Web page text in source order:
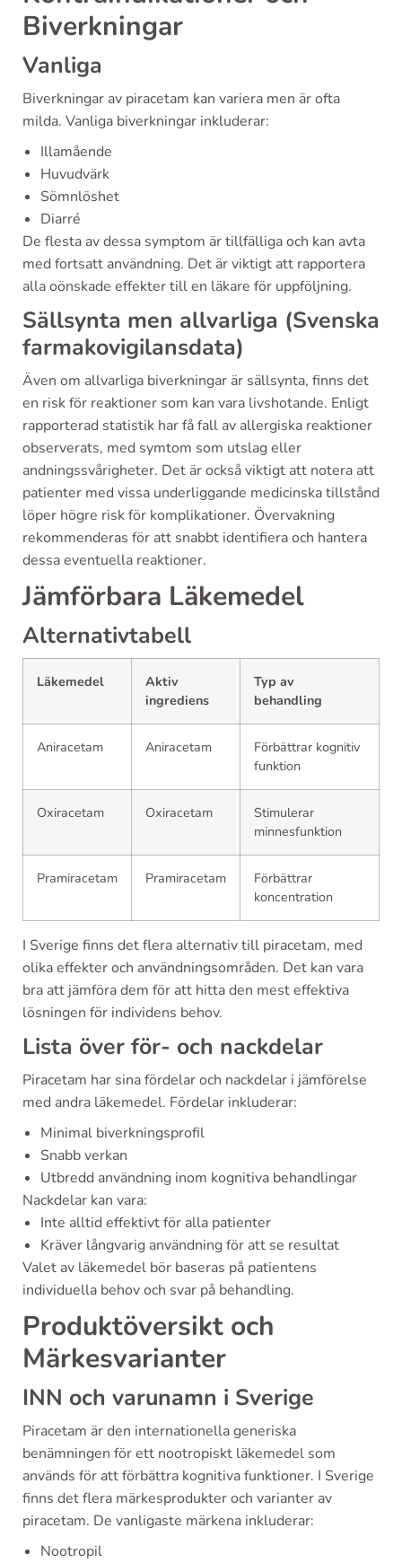
Biverkningar
Vanliga
Biverkningar av piracetam kan variera men är ofta
milda. Vanliga biverkningar inkluderar:
Illamående
Huvudvärk
Sömnlöshet
Diarré
De flesta av dessa symptom är tillfälliga och kan avta
med fortsatt användning. Det är viktigt att rapportera
alla oönskade effekter till en läkare för uppföljning.
Sällsynta men allvarliga (Svenska
farmakovigilansdata)
Även om allvarliga biverkningar är sällsynta, finns det
en risk för reaktioner som kan vara livshotande. Enligt
rapporterad statistik har få fall av allergiska reaktioner
observerats, med symtom som utslag eller
andningssvårigheter. Det är också viktigt att notera att
patienter med vissa underliggande medicinska tillstånd
löper högre risk för komplikationer. Övervakning
rekommenderas för att snabbt identifiera och hantera
dessa eventuella reaktioner.
Jämförbara Läkemedel
Alternativtabell
Läkemedel
Aktiv
ingrediens
Typ av
behandling
Aniracetam Aniracetam
Förbättrar kognitiv
funktion
Oxiracetam Oxiracetam
Stimulerar
minnesfunktion
Pramiracetam Pramiracetam
Förbättrar
koncentration
I Sverige finns det flera alternativ till piracetam, med
olika effekter och användningsområden. Det kan vara
bra att jämföra dem för att hitta den mest effektiva
lösningen för individens behov.
Lista över för- och nackdelar
Piracetam har sina fördelar och nackdelar i jämförelse
med andra läkemedel. Fördelar inkluderar:
Minimal biverkningsprofil
Snabb verkan
Utbredd användning inom kognitiva behandlingar
Nackdelar kan vara:
Inte alltid effektivt för alla patienter
Kräver långvarig användning för att se resultat
Valet av läkemedel bör baseras på patientens
individuella behov och svar på behandling.
Produktöversikt och
Märkesvarianter
INN och varunamn i Sverige
Piracetam är den internationella generiska
benämningen för ett nootropiskt läkemedel som
används för att förbättra kognitiva funktioner. I Sverige
finns det flera märkesprodukter och varianter av
piracetam. De vanligaste märkena inkluderar:
Nootropil